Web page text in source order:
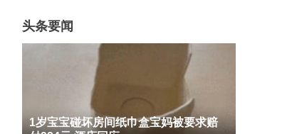
头条要闻
1岁宝宝碰坏房间纸巾盒宝妈被要求赔